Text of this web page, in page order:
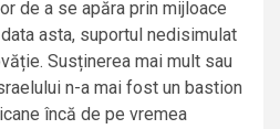
de a se apăra prin mijloace
asta, suportul nedisimulat
Susținerea mai mult sau
n-a mai fost un bastion
încă de pe vremea